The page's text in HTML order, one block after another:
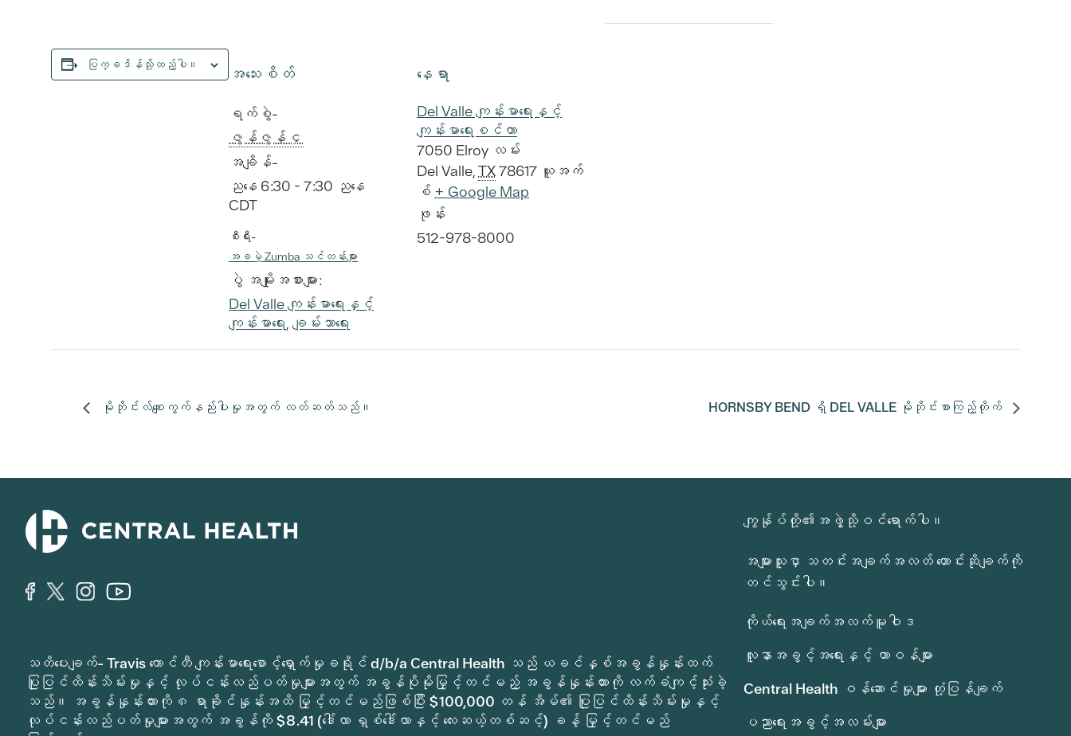
ပြက္ခဒိန်သို့ထည့်ပါ။ အသေးစိတ်
ရက်စွဲ-
ဇွန်ဇွန် ၄
အချိန်-
ညနေ 6:30 - 7:30 ညနေ
CDT
စီးရီး-
အခမဲ့ Zumba သင်တန်းများ
ပွဲ အမျိုးအစားများ:
Del Valle ကျန်းမာရေးနှင့်
ကျန်းမာရေး ချမ်းသာရေး
နေရာ
Del Valle ကျန်းမာရေးနှင့်
ကျန်းမာရေးစင်တာ
7050 Elroy လမ်း
Del Valle TX78617 ယူအက်
စ် + Google Map
ဖုန်း
512-978-8000
မိုဘိုင်းလ်စျေးကွက်နည်းပါးမှုအတွက် လတ်ဆတ်သည်။ HORNSBY BEND ရှိ DEL VALLE မိုဘိုင်းစာကြည့်တိုက်
သတိပေးချက်- Travis ကောင်တီ ကျန်းမာရေးစောင့်ရှောက်မှုခရိုင် d/b/a Central Health သည် ယခင်နှစ်အခွန်နှုန်းထက်
ပြုပြင်ထိန်းသိမ်းမှုနှင့် လုပ်ငန်းလည်ပတ်မှုများအတွက် အခွန်ပိုမိုမြှင့်တင်မည့် အခွန်နှုန်းထားကို လက်ခံကျင့်သုံးခဲ့
သည်။ အခွန်နှုန်းထားကို ၈ ရာခိုင်နှုန်းအထိ မြှင့်တင်မည်ဖြစ်ပြီး $100,000 တန် အိမ်၏ ပြုပြင်ထိန်းသိမ်းမှုနှင့်
လုပ်ငန်းလည်ပတ်မှုများအတွက် အခွန်ကို $8.41 (ဒေါ်လာ ရှစ်ဒေါ်လာနှင့် လေးဆယ့်တစ်ဆင့်) ခန့် မြှင့်တင်မည်
ကျွန်ုပ်တို့၏အဖွဲ့သို့ဝင်ရောက်ပါ။
အများသူငှာ သတင်းအချက်အလတ် တောင်းဆိုချက်ကို
တင်သွင်းပါ။
ကိုယ်ရေးအချက်အလက်မူဝါဒ
လူနာအခွင့်အရေးနှင့် တာဝန်များ
Central Health ဝန်ဆောင်မှုများ တုံ့ပြန်ချက်
ပညာရေးအခွင့်အလမ်းများ